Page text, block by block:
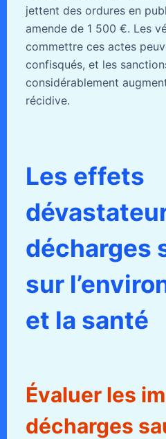
jettent des ordures en
amende de 1 500 €. Les
commettre ces actes
confisqués, et les
considérablement
récidive.
Les effets
décharges
sur
et la santé
Évaluer les
décharges